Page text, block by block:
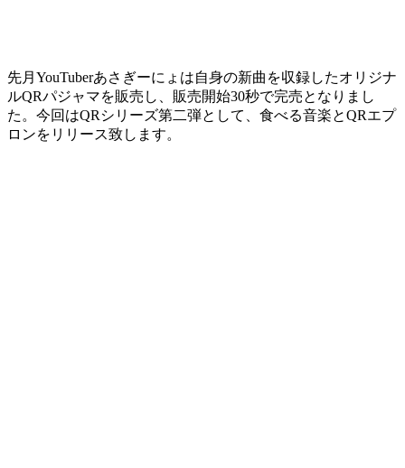
先月YouTuberあさぎーにょは自身の新曲を収録したオリジナ
ルQRパジャマを販売し、販売開始30秒で完売となりまし
た。今回はQRシリーズ第二弾として、食べる音楽とQRエプ
ロンをリリース致します。